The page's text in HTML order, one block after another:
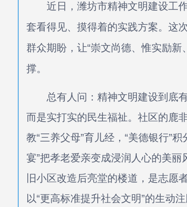
近日，潍坊市精神文明建设工
套看得见、摸得着的实践方案。这
群众期盼，让“崇文尚德、惟实励
撑。
总有人问：精神文明建设到底有
而是实打实的民生福祉。社区的鹿
教“三养父母”育儿经，“美德银行”
宴”把孝老爱亲变成浸润人心的美
旧小区改造后亮堂的楼道，是志愿
以“更高标准提升社会文明”的生动注